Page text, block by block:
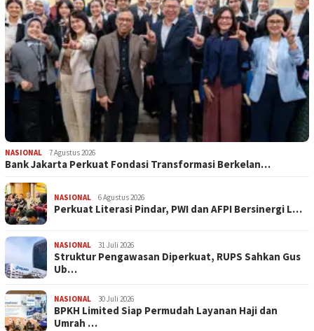
NASIONAL 7 Agustus 2026
Bank Jakarta Perkuat Fondasi Transformasi Berkelan…
NASIONAL 6 Agustus 2026
Perkuat Literasi Pindar, PWI dan AFPI Bersinergi L…
NASIONAL 31 Juli 2026
​Struktur Pengawasan Diperkuat, RUPS Sahkan Gus
Ub…
NASIONAL 30 Juli 2026
BPKH Limited Siap Permudah Layanan Haji dan
Umrah …